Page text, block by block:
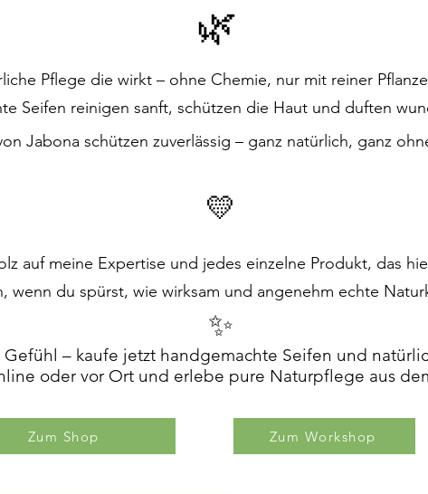
🌿
Pflege die wirkt – ohne Chemie, nur mit reiner
Seifen reinigen sanft, schützen die Haut und duften
Jabona schützen zuverlässig – ganz natürlich, ganz
💛
auf meine Expertise und jedes einzelne Produkt, das
wenn du spürst, wie wirksam und angenehm echte
✨
– kaufe jetzt handgemachte Seifen und
oder vor Ort und erlebe pure Naturpflege aus
Zum Shop Zum Workshop